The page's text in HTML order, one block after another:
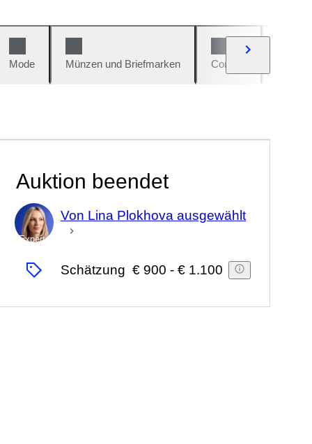
Mode Münzen und Briefmarken Comics
Auktion beendet
Experte
Von Lina Plokhova ausgewählt
Schätzung € 900 - € 1.100